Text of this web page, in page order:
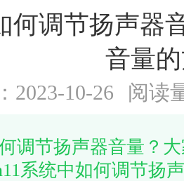
何调节扬声器
音量
2023-10-26 阅读
调节扬声器音量？
系统中如何调节扬